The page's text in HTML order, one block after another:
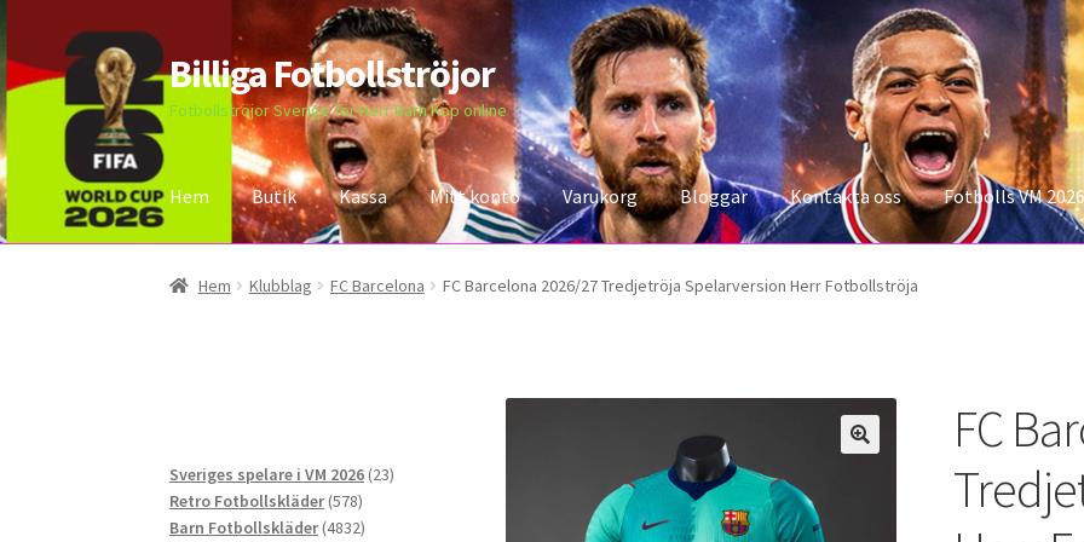
Hoppa
till
navigering
Hoppa
till
innehåll
Billiga Fotbollströjor
Fotbollströjor Sverige för Herr Barn Köp online
Hem Butik Kassa Mitt konto Varukorg Bloggar Kontakta oss Fotbolls VM 2026
Hem Bloggar Butik Kassa Kontakta oss Mitt kontoStorleksguiden Varukorg
Hem Klubblag FC Barcelona FC Barcelona 2026/27 Tredjetröja Spelarversion Herr Fotbollströja
FC
Sveriges spelare i VM 2026 2323
Retro Fotbollskläder 578578
produkter
Barn Fotbollskläder 48324832